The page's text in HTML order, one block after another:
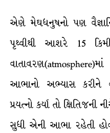
એણે મેઘધનુષનો પણ
પૃથ્વીથી આશરે 15
આભાનો અભ્યાસ કરીને
પ્રયત્નો કર્યા તો
સુધી એની આભા રહેતી